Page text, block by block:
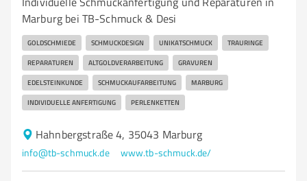
Marburg bei TB-Schmuck & Desi
GOLDSCHMIEDE SCHMUCKDESIGN UNIKATSCHMUCK TRAURINGE
REPARATUREN ALTGOLDVERARBEITUNG GRAVUREN
EDELSTEINKUNDE SCHMUCKAUFARBEITUNG MARBURG
INDIVIDUELLE ANFERTIGUNG PERLENKETTEN
Hahnbergstraße 4, 35043 Marburg
info@tb-schmuck.de www.tb-schmuck.de/